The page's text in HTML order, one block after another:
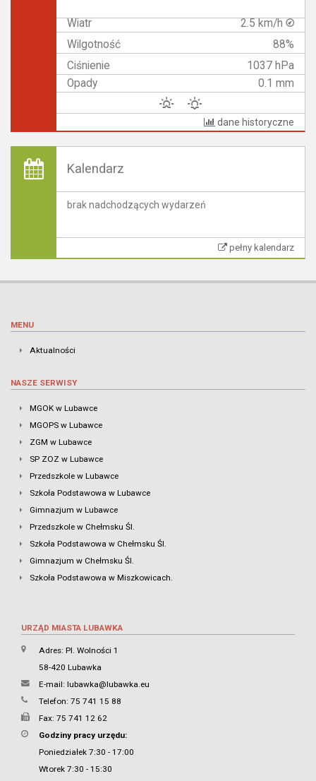
Wiatr
2.5 km/h
Wilgotność
88%
Ciśnienie
1037 hPa
Opady
0.1 mm
dane historyczne
Kalendarz
brak nadchodzących wydarzeń
pełny kalendarz
MENU
Aktualności
NASZE SERWISY
MGOK w Lubawce
MGOPS w Lubawce
ZGM w Lubawce
SP ZOZ w Lubawce
Przedszkole w Lubawce
Szkoła Podstawowa w Lubawce
Gimnazjum w Lubawce
Przedszkole w Chełmsku Śl.
Szkoła Podstawowa w Chełmsku Śl.
Gimnazjum w Chełmsku Śl.
Szkoła Podstawowa w Miszkowicach.
URZĄD MIASTA LUBAWKA
Adres: Pl. Wolności 1
58-420 Lubawka
E-mail: lubawka@lubawka.eu
Telefon: 75 741 15 88
Fax: 75 741 12 62
Godziny pracy urzędu:
Poniedziałek 7:30 - 17:00
Wtorek 7:30 - 15:30